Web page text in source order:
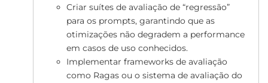
Criar suítes de avaliação de “regressão”
para os prompts, garantindo que as
otimizações não degradem a performance
em casos de uso conhecidos.
Implementar frameworks de avaliação
como Ragas ou o sistema de avaliação do